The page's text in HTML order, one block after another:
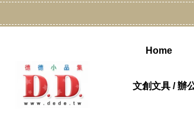
Home
文創文具 / 辦